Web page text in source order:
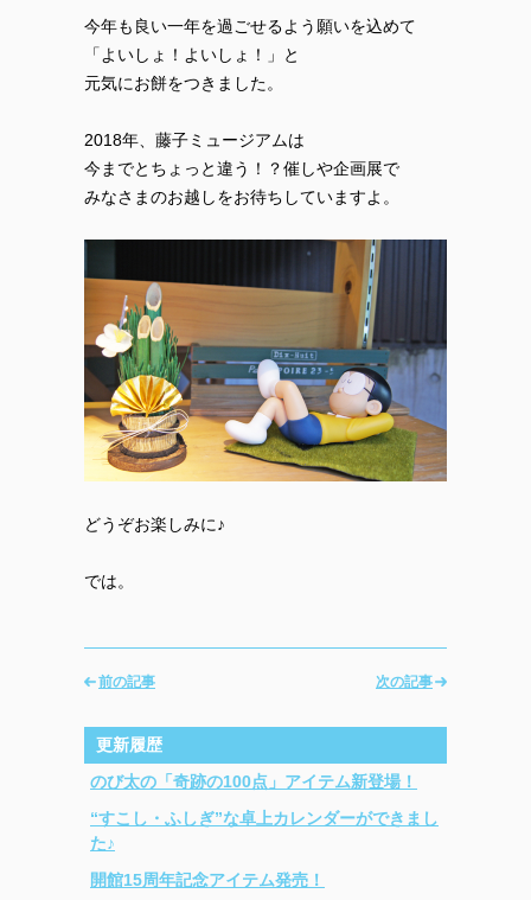
今年も良い一年を過ごせるよう願いを込めて
「よいしょ！よいしょ！」と
元気にお餅をつきました。
2018年、藤子ミュージアムは
今までとちょっと違う！？催しや企画展で
みなさまのお越しをお待ちしていますよ。
どうぞお楽しみに♪
では。
次の記事
前の記事
更新履歴
のび太の「奇跡の100点」アイテム新登場！
“すこし・ふしぎ”な卓上カレンダーができまし
た♪
開館15周年記念アイテム発売！